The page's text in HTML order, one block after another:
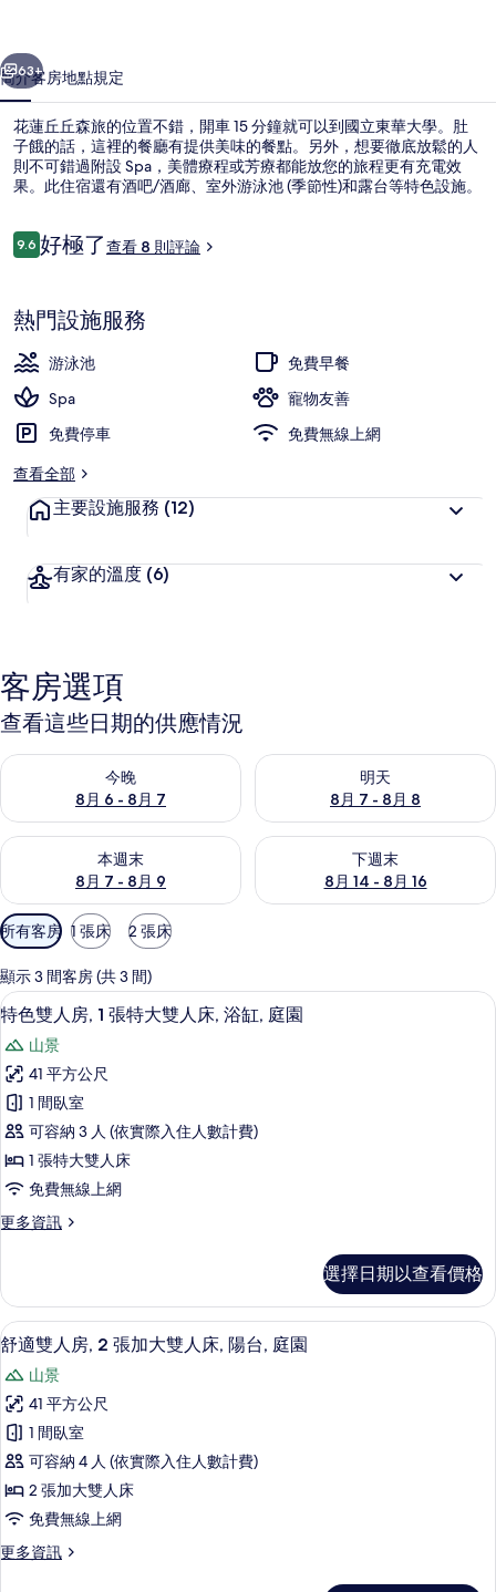
相
片
集
個 下一個
63+
簡介客房地點規定
花蓮丘丘森旅的位置不錯，開車 15 分鐘就可以到國立東華大學。肚
子餓的話，這裡的餐廳有提供美味的餐點。另外，想要徹底放鬆的人
則不可錯過附設 Spa，美體療程或芳療都能放您的旅程更有充電效
果。此住宿還有酒吧/酒廊、室外游泳池 (季節性)和露台等特色設施。
評
論
9.69.6 分，滿分 10 分，
好極了查看 8 則評論
熱門設施服務
游泳池
免費早餐
Spa
寵物友善
免費停車
免費無線上網
查看全部
主要設施服務 (12)
有家的溫度 (6)
客房選項
查看這些日期的供應情況
今晚
8月 6 - 8月 7
查看今晚 (8月 6 - 8月 7) 的供應情況
明天
8月 7 - 8月 8
查看明天 (8月 7 - 8月 8) 的供
本週末
8月 7 - 8月 9
查看本週末 (8月 7 - 8月 9) 的供應情況
下週末
8月 14 - 8月 16
查看下週末 (8月 14 - 8月 16)
可
用
的
客
房
篩
選
條
件
所有客房 1 張床 2 張床
顯示 3 間客房 (共 3 間)
顯
示
特
色
雙
人
房,
張
大
雙
人
床,
浴
缸,
庭
園
的
所
特色雙人房, 1 張特大雙人床, 浴缸,
10
特色雙人房, 1 張特大雙人床, 浴缸, 庭園
山景
41 平方公尺
1 間臥室
可容納 3 人 (依實際入住人數計費)
1 張特大雙人床
免費無線上網
更多資訊
更
雙
人
房,
張
特
大
雙
人
床,
浴
缸,
園
選擇日期以查看價格
顯
示
舒
適
雙
人
房,
張
舒適雙人房, 2 張加大雙人床, 陽台, 庭
12
舒適雙人房, 2 張加大雙人床, 陽台, 庭園
山景
41 平方公尺
1 間臥室
可容納 4 人 (依實際入住人數計費)
2 張加大雙人床
免費無線上網
更多資訊
更